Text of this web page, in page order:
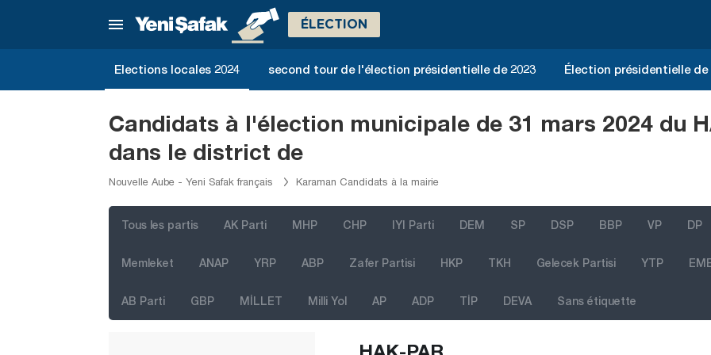
ÉLECTION
Elections locales 2024 second tour de l'élection présidentielle de 2023 Élection présidentielle de
Candidats à l'élection municipale de 31 mars 2024 du
dans le district de
Nouvelle Aube - Yeni Safak français Karaman Candidats à la mairie
Tous les partis AK Parti MHP CHP IYI Parti DEM SP DSP BBP VP DP
Memleket ANAP YRP ABP Zafer Partisi HKP TKH Gelecek Partisi YTP
AB Parti GBP MİLLET Milli Yol AP ADP TİP DEVA Sans étiquette
Erzincan
Hatay
Kahramanmaraş